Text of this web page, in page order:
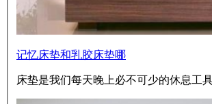
记忆床垫和乳胶床垫哪
床垫是我们每天晚上必不可少的休息工